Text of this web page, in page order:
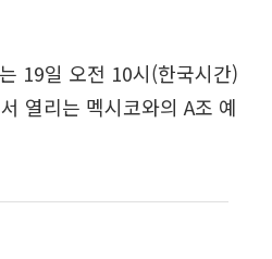
19일 오전 10시(한국시간)
열리는 멕시코와의 A조 예